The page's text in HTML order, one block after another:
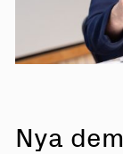
Nya